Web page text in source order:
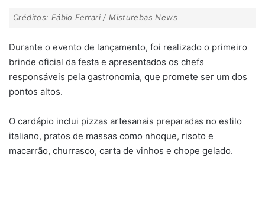
Créditos: Fábio Ferrari / Misturebas News
Durante o evento de lançamento, foi realizado o primeiro
brinde oficial da festa e apresentados os chefs
responsáveis pela gastronomia, que promete ser um dos
pontos altos.
O cardápio inclui pizzas artesanais preparadas no estilo
italiano, pratos de massas como nhoque, risoto e
macarrão, churrasco, carta de vinhos e chope gelado.